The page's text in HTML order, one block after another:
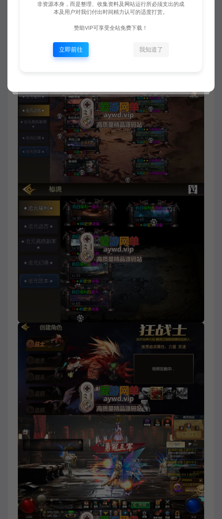
非资源本身，而是整理、收集资料及网站运行所必须支出的成
本及用户对我们付出时间精力认可的适度打赏。
赞助VIP可享受全站免费下载！
立即前往 我知道了